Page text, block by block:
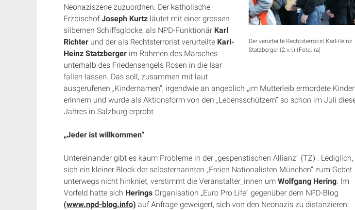
Der verurteilte Rechtsterrorist Karl-Heinz
Statzberger (2.v.r.) (Foto: ra)
Neonaziszene zuzuordnen. Der katholische
ErzbischofJoseph Kurtzläutet mit einer grossen
silbernen Schiffsglocke, als NPD-Funktionär Karl
Richterund der als Rechtsterrorist verurteilteKarl-
Heinz Statzbergerim Rahmen des Marsches
unterhalb des Friedensengels Rosen in die Isar
fallen lassen. Das soll, zusammen mit laut
ausgerufenen „Kindernamen“, irgendwie an angeblich „im Mutterleib ermordete
erinnern und wurde als Aktionsform von den „Lebensschützern“ so schon im Juli
Jahres in Salzburg erprobt.
„Jeder ist willkommen“
Untereinander gibt es kaum Probleme in der „gespenstischen Allianz“ (TZ) .
sich ein kleiner Block der selbsternannten „Freien Nationalisten München“ zum Gebet
unterwegs nicht hinkniet, verstimmt die Veranstalter_innen um Wolfgang Hering. Im
Vorfeld hatte sich HeringsOrganisation „Euro Pro Life“ gegenüber dem NPD-Blog
(www.npd-blog.info) auf Anfrage geweigert, sich von den Neonazis zu distanzieren: